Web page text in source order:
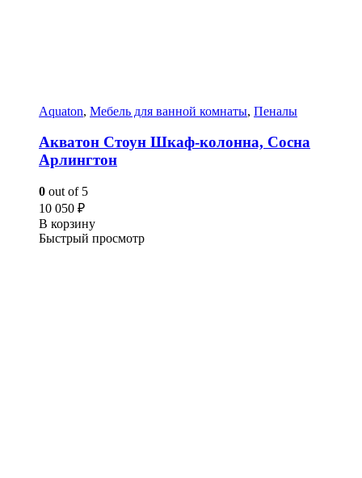
Aquaton, Мебель для ванной комнаты, Пеналы
Акватон Стоун Шкаф-колонна, Сосна
Арлингтон
0 out of 5
10 050 ₽
В корзину
Быстрый просмотр